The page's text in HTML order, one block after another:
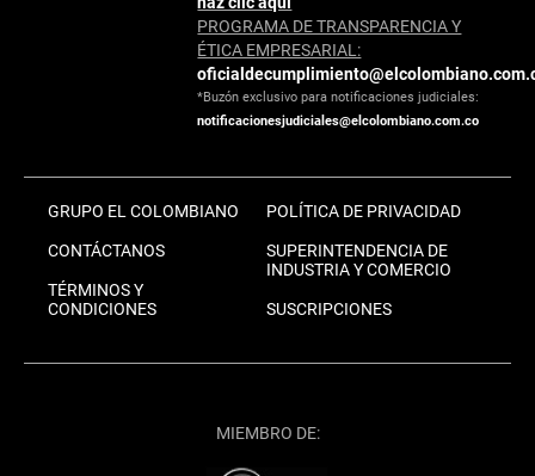
PROGRAMA DE TRANSPARENCIA Y
ÉTICA EMPRESARIAL:
*Buzón exclusivo para notificaciones judiciales:
notificacionesjudiciales@elcolombiano.com.co
GRUPO EL COLOMBIANO
CONTÁCTANOS
TÉRMINOS Y
CONDICIONES
POLÍTICA DE PRIVACIDAD
SUPERINTENDENCIA DE
INDUSTRIA Y COMERCIO
SUSCRIPCIONES
MIEMBRO DE: